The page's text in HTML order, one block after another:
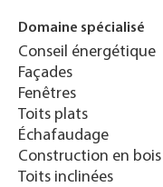
Domaine spécialisé
Conseil énergétique
Façades
Fenêtres
Toits plats
Échafaudage
Construction en bois
Toits inclinées